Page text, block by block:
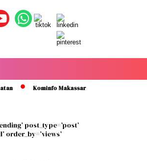
Kominfo Makassar Perkenalkan Lontara+
post_type=’post’
order_by=’views’